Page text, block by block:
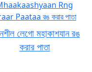
লেগো মহাকাশযান রঙ
করার পাতা